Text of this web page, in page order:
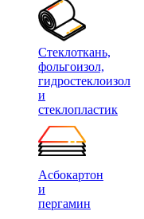
Стеклоткань,
фольгоизол,
гидростеклоизол
и
стеклопластик
Асбокартон
и
пергамин